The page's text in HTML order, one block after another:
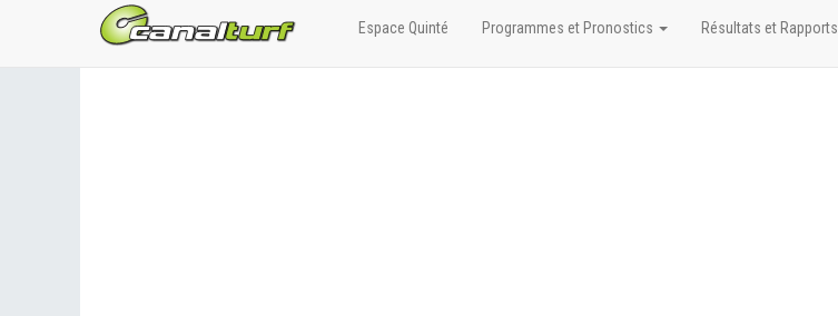
Espace Quinté Programmes et Pronostics Résultats et Rapports